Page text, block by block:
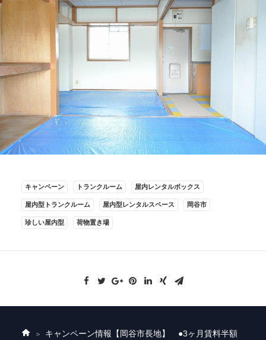
キャンペーン トランクルーム 屋内レンタルボックス
屋内型トランクルーム 屋内型レンタルスペース 岡谷市
珍しい屋内型 荷物置き場
ホ
キャンペーン情報 【岡谷市長地】 ●3ヶ月賃料半額